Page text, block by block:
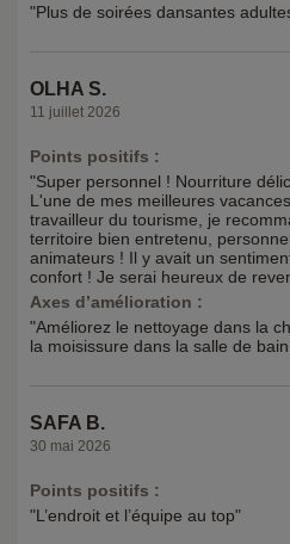
"Plus de soirées dansantes
OLHA S.
11 juillet 2026
Points positifs :
"Super personnel ! Nourriture
L'une de mes meilleures
travailleur du tourisme, je
territoire bien entretenu,
animateurs ! Il y avait un
confort ! Je serai heureux de
Axes d’amélioration :
"Améliorez le nettoyage dans la
la moisissure dans la salle de
SAFA B.
30 mai 2026
Points positifs :
"L’endroit et l’équipe au top"